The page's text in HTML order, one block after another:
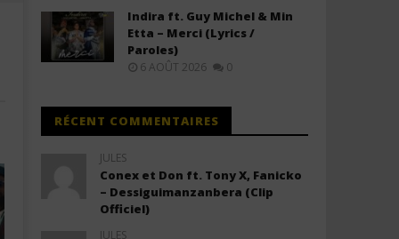
Indira ft. Guy Michel & Min
Etta – Merci (Lyrics /
Paroles)
6 AOÛT 2026 0
RÉCENT COMMENTAIRES
JULES
Conex et Don ft. Tony X, Fanicko
– Dessiguimanzanbera (Clip
Officiel)
JULES